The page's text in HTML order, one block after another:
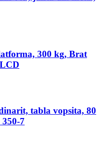
300 kg, Brat
tabla vopsita, 80
7